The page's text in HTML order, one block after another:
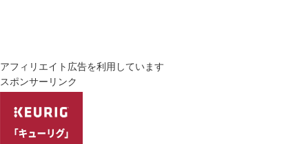
アフィリエイト広告を利用しています
スポンサーリンク